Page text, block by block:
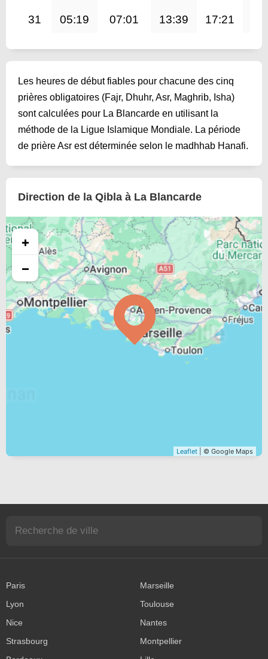
31 05:19 07:01 13:39 17:21
Les heures de début fiables pour chacune des cinq
prières obligatoires (Fajr, Dhuhr, Asr, Maghrib, Isha)
sont calculées pour La Blancarde en utilisant la
méthode de la Ligue Islamique Mondiale. La période
de prière Asr est déterminée selon le madhhab Hanafi.
Direction de la Qibla à La Blancarde
+
−
Leaflet | © Google Maps
Paris
Marseille
Lyon
Toulouse
Nice
Nantes
Strasbourg
Montpellier